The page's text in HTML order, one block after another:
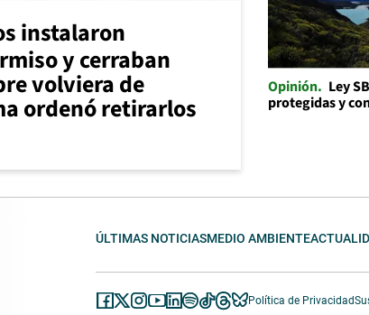
instalaron
y cerraban
volviera de
ordenó retirarlos
Opinión
Ley
protegidas y
ÚLTIMAS NOTICIASMEDIO AMBIENTE
Política de Privacidad